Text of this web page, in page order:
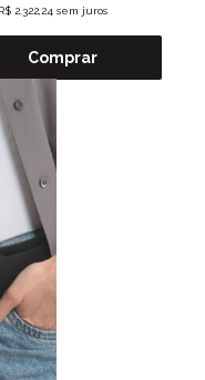
2.322,24 sem juros
Comprar